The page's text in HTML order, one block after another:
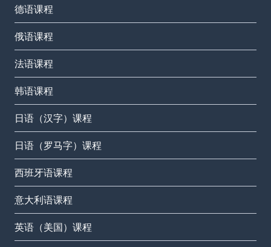
德语课程
俄语课程
法语课程
韩语课程
日语（汉字）课程
日语（罗马字）课程
西班牙语课程
意大利语课程
英语（美国）课程